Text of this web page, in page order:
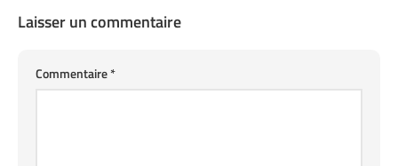
Laisser un commentaire
Commentaire*